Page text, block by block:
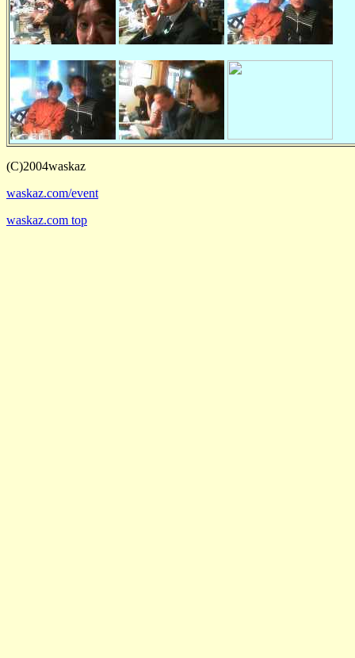
(C)2004waskaz
waskaz.com/event
waskaz.com top